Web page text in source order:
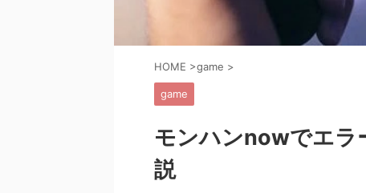
HOME >game >
game
モンハンnowでエラ
説